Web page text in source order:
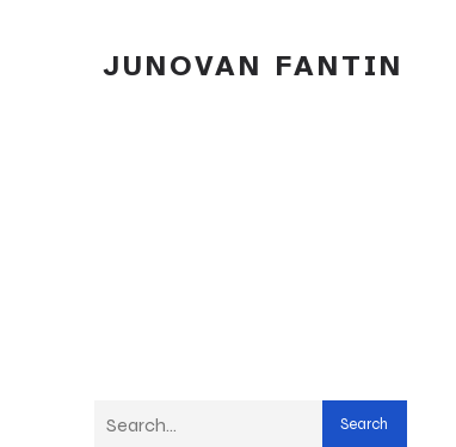
JUNOVAN FANTIN
Search